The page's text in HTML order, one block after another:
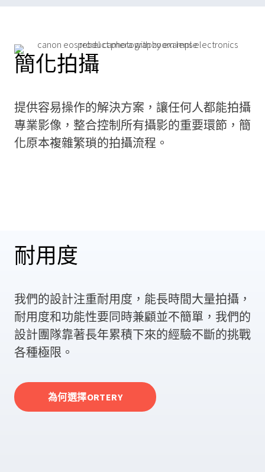
簡化拍攝
提供容易操作的解決方案，讓任何人都能拍攝
專業影像，整合控制所有攝影的重要環節，簡
化原本複雜繁瑣的拍攝流程。
耐用度
我們的設計注重耐用度，能長時間大量拍攝，
耐用度和功能性要同時兼顧並不簡單，我們的
設計團隊靠著長年累積下來的經驗不斷的挑戰
各種極限。
為何選擇ORTERY